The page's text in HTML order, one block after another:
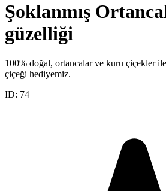
Şoklanmış
güzelliği
100% doğal, ortancalar ve kuru çiçekler
çiçeği hediyemiz.
ID: 74